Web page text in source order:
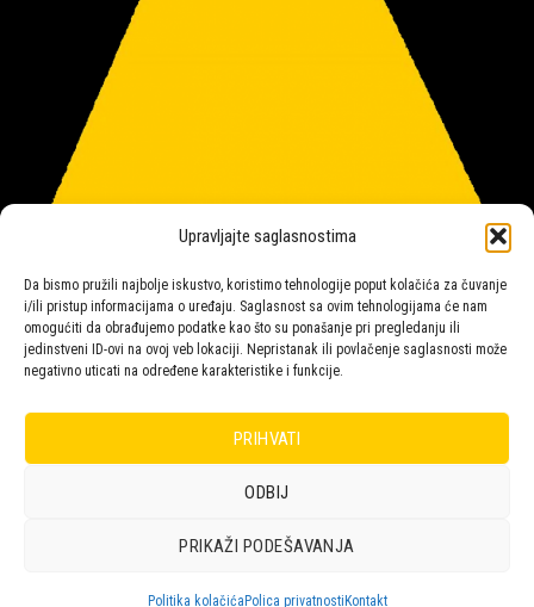
Upravljajte saglasnostima
Da bismo pružili najbolje iskustvo, koristimo tehnologije poput kolačića za čuvanje
i/ili pristup informacijama o uređaju. Saglasnost sa ovim tehnologijama će nam
omogućiti da obrađujemo podatke kao što su ponašanje pri pregledanju ili
jedinstveni ID-ovi na ovoj veb lokaciji. Nepristanak ili povlačenje saglasnosti može
negativno uticati na određene karakteristike i funkcije.
PRIHVATI
ODBIJ
PRIKAŽI PODEŠAVANJA
Politika kolačića Polica privatnosti Kontakt